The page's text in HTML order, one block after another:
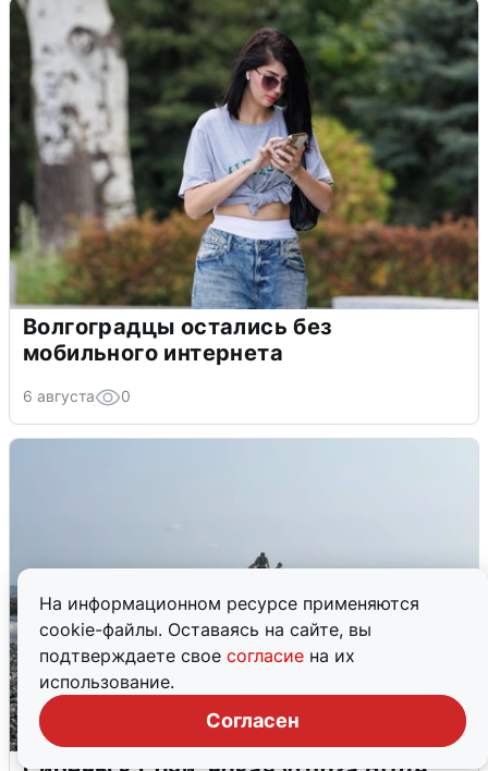
На информационном ресурсе применяются
cookie-файлы. Оставаясь на сайте, вы
подтверждаете свое согласие на их
использование.
Согласен
Волгоградцы остались без
мобильного интернета
6 августа 0